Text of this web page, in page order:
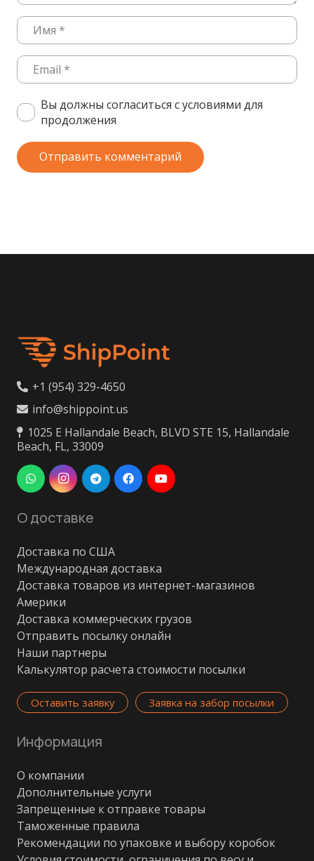
Вы должны согласиться с условиями для
продолжения
Отправить комментарий
+1 (954) 329-4650
info@shippoint.us
1025 E Hallandale Beach, BLVD STE 15, Hallandale
Beach, FL, 33009
О доставке
Доставка по США
Международная доставка
Доставка товаров из интернет-магазинов
Америки
Доставка коммерческих грузов
Отправить посылку онлайн
Наши партнеры
Калькулятор расчета стоимости посылки
Оставить заявку Заявка на забор посылки
Информация
О компании
Дополнительные услуги
Запрещенные к отправке товары
Таможенные правила
Рекомендации по упаковке и выбору коробок